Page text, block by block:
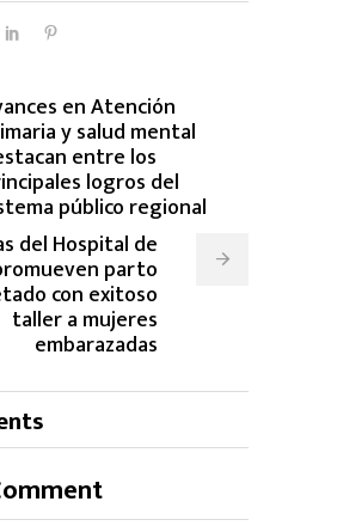
en Atención
y salud mental
entre los
logros del
público regional
del Hospital de
parto
con exitoso
taller a mujeres
embarazadas